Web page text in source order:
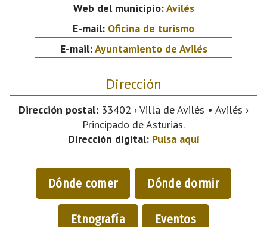
Web del municipio:Avilés
E-mail: Oficina de turismo
E-mail:Ayuntamiento de Avilés
Dirección
Dirección postal: 33402 › Villa de Avilés • Avilés ›
Principado de Asturias.
Dirección digital: Pulsa aquí
Dónde comer Dónde dormir
Etnografía Eventos